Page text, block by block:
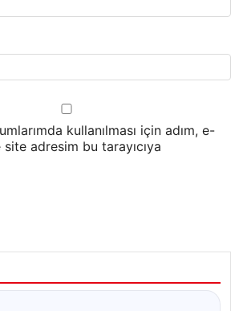
kullanılması için adım, e-
adresim bu tarayıcıya